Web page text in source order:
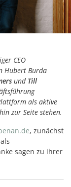
CEO
Hubert Burda
und Till
als aktive
zur Seite stehen.
, zunächst
sagen zu ihrer